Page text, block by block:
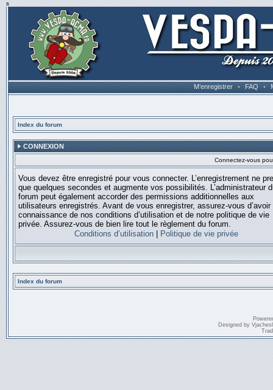
s
M’enregistrer • FAQ •
Index du forum
CONNEXION
Connectez-vous
Vous devez être enregistré pour vous connecter. L’enregistrement ne
que quelques secondes et augmente vos possibilités. L’administrateur
forum peut également accorder des permissions additionnelles aux
utilisateurs enregistrés. Avant de vous enregistrer, assurez-vous d’avoir
connaissance de nos conditions d’utilisation et de notre politique de vie
privée. Assurez-vous de bien lire tout le règlement du forum.
Conditions d’utilisation
Politique de vie privée
Index du forum
Designed by